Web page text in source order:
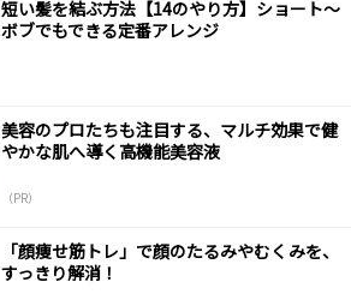
短い髪を結ぶ方法【14のやり方】ショート～
ボブでもできる定番アレンジ
美容のプロたちも注目する、マルチ効果で健
やかな肌へ導く高機能美容液
（PR）
「顔痩せ筋トレ」で顔のたるみやむくみを、
すっきり解消！